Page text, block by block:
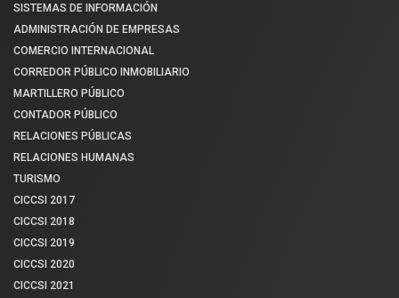
SISTEMAS DE INFORMACIÓN
ADMINISTRACIÓN DE EMPRESAS
COMERCIO INTERNACIONAL
CORREDOR PÚBLICO INMOBILIARIO
MARTILLERO PÚBLICO
CONTADOR PÚBLICO
RELACIONES PÚBLICAS
RELACIONES HUMANAS
TURISMO
CICCSI 2017
CICCSI 2018
CICCSI 2019
CICCSI 2020
CICCSI 2021